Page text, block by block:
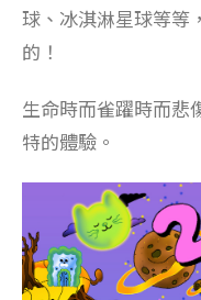
球、冰淇淋星球等等
的！
生命時而雀躍時而悲
特的體驗。